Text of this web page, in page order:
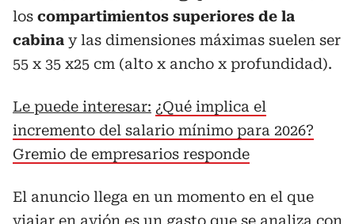
los compartimientos superiores de la
cabina y las dimensiones máximas suelen ser
55 x 35 x25 cm (alto x ancho x profundidad).
Le puede interesar: ¿Qué implica el
incremento del salario mínimo para 2026?
Gremio de empresarios responde
El anuncio llega en un momento en el que
viajar en avión es un gasto que se analiza con